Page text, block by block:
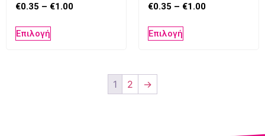
€0.35 – €1.00
Επιλογή
€0.35 – €1.00
Επιλογή
1 2 →